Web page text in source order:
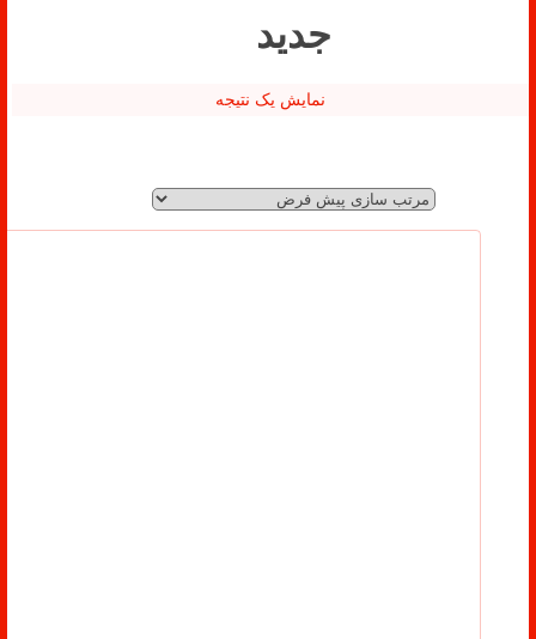
جدید
نمایش یک نتیجه